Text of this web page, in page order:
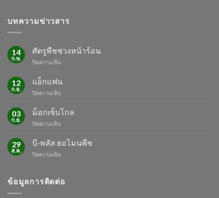
บทความข่าวสาร
14
ก.พ.
ศัตรูพืชช่วงหน้าร้อน
ปิดความเห็น
ช่วง
หน้า
12
ก.ย.
แอ็กแฟน
ปิดความเห็น
แฟน
03
ก.ย.
ม็อกเซ็บโกล
ปิดความเห็น
อก
เซ็บ
โกล
29
ส.ค.
บี-พลัส ฮอโมนพืช
ปิดความเห็น
ฮอ
ข้อมูลการติดต่อ